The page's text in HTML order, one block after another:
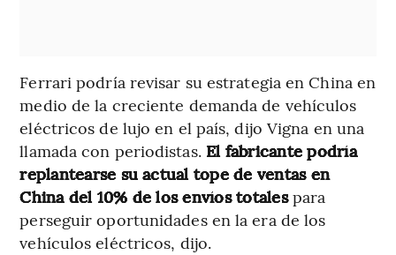
Ferrari podría revisar su estrategia en China en
medio de la creciente demanda de vehículos
eléctricos de lujo en el país, dijo Vigna en una
llamada con periodistas.El fabricante podría
replantearse su actual tope de ventas en
China del 10% de los envíos totalespara
perseguir oportunidades en la era de los
vehículos eléctricos, dijo.